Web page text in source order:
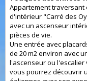
Appartement
d'intérieur "Carré des
avec un ascenseur
pièces de vie.
Une entrée avec
de 20 m2 environ avec
l'ascenseur ou l'escalier
vous pourrez découvrir